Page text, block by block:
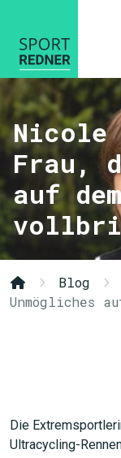
Nicole
Frau,
auf
Blog
Unmögliches
Die
Ultracycling-